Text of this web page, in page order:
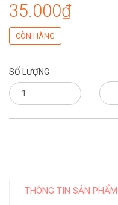
35.000₫
CÒN HÀNG
SỐ LƯỢNG
THÔNG TIN SẢN PHẨM